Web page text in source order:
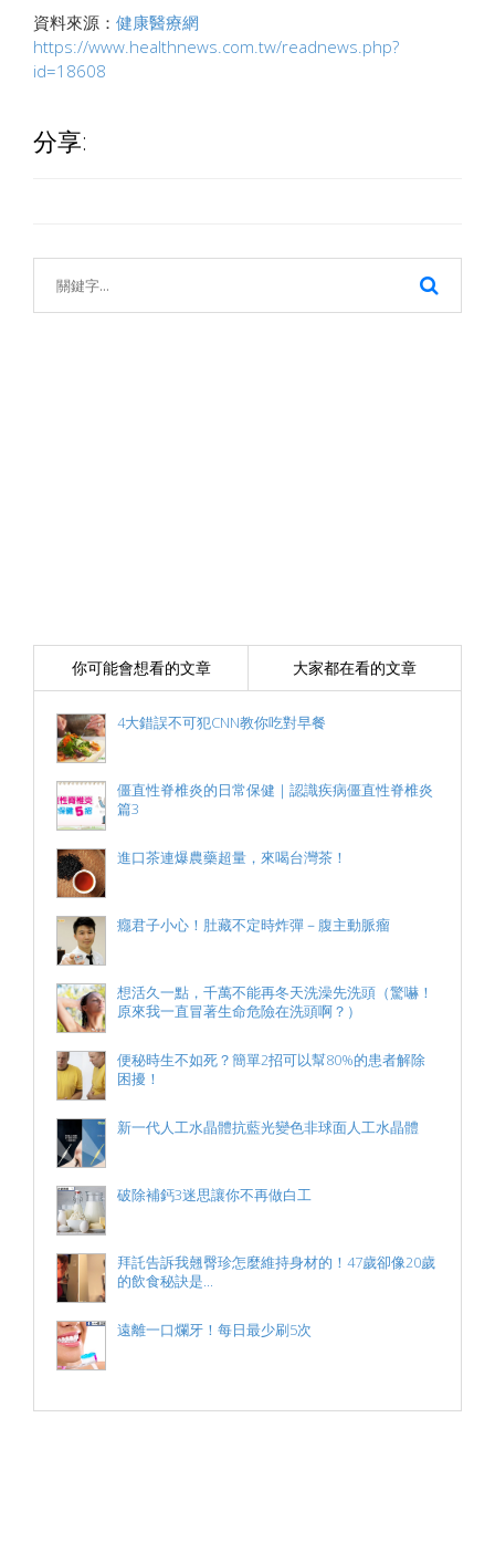
資料來源： 健康醫療網
https://www.healthnews.com.tw/readnews.php?
id=18608
分享:
你可能會想看的文章 大家都在看的文章
4大錯誤不可犯CNN教你吃對早餐
僵直性脊椎炎的日常保健｜認識疾病僵直性脊椎炎
篇3
進口茶連爆農藥超量，來喝台灣茶！
癮君子小心！肚藏不定時炸彈－腹主動脈瘤
想活久一點，千萬不能再冬天洗澡先洗頭（驚嚇！
原來我一直冒著生命危險在洗頭啊？）
便秘時生不如死？簡單2招可以幫80%的患者解除
困擾！
新一代人工水晶體抗藍光變色非球面人工水晶體
破除補鈣3迷思讓你不再做白工
拜託告訴我翹臀珍怎麼維持身材的！47歲卻像20歲
的飲食秘訣是...
遠離一口爛牙！每日最少刷5次